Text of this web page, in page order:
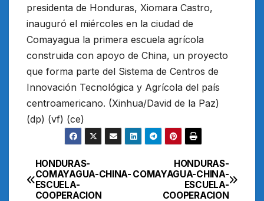
presidenta de Honduras, Xiomara Castro,
inauguró el miércoles en la ciudad de
Comayagua la primera escuela agrícola
construida con apoyo de China, un proyecto
que forma parte del Sistema de Centros de
Innovación Tecnológica y Agrícola del país
centroamericano. (Xinhua/David de la Paz)
(dp) (vf) (ce)
Navegación
de
HONDURAS-
COMAYAGUA-CHINA-
ESCUELA-
COOPERACION
HONDURAS-
COMAYAGUA-CHINA-
ESCUELA-
COOPERACION